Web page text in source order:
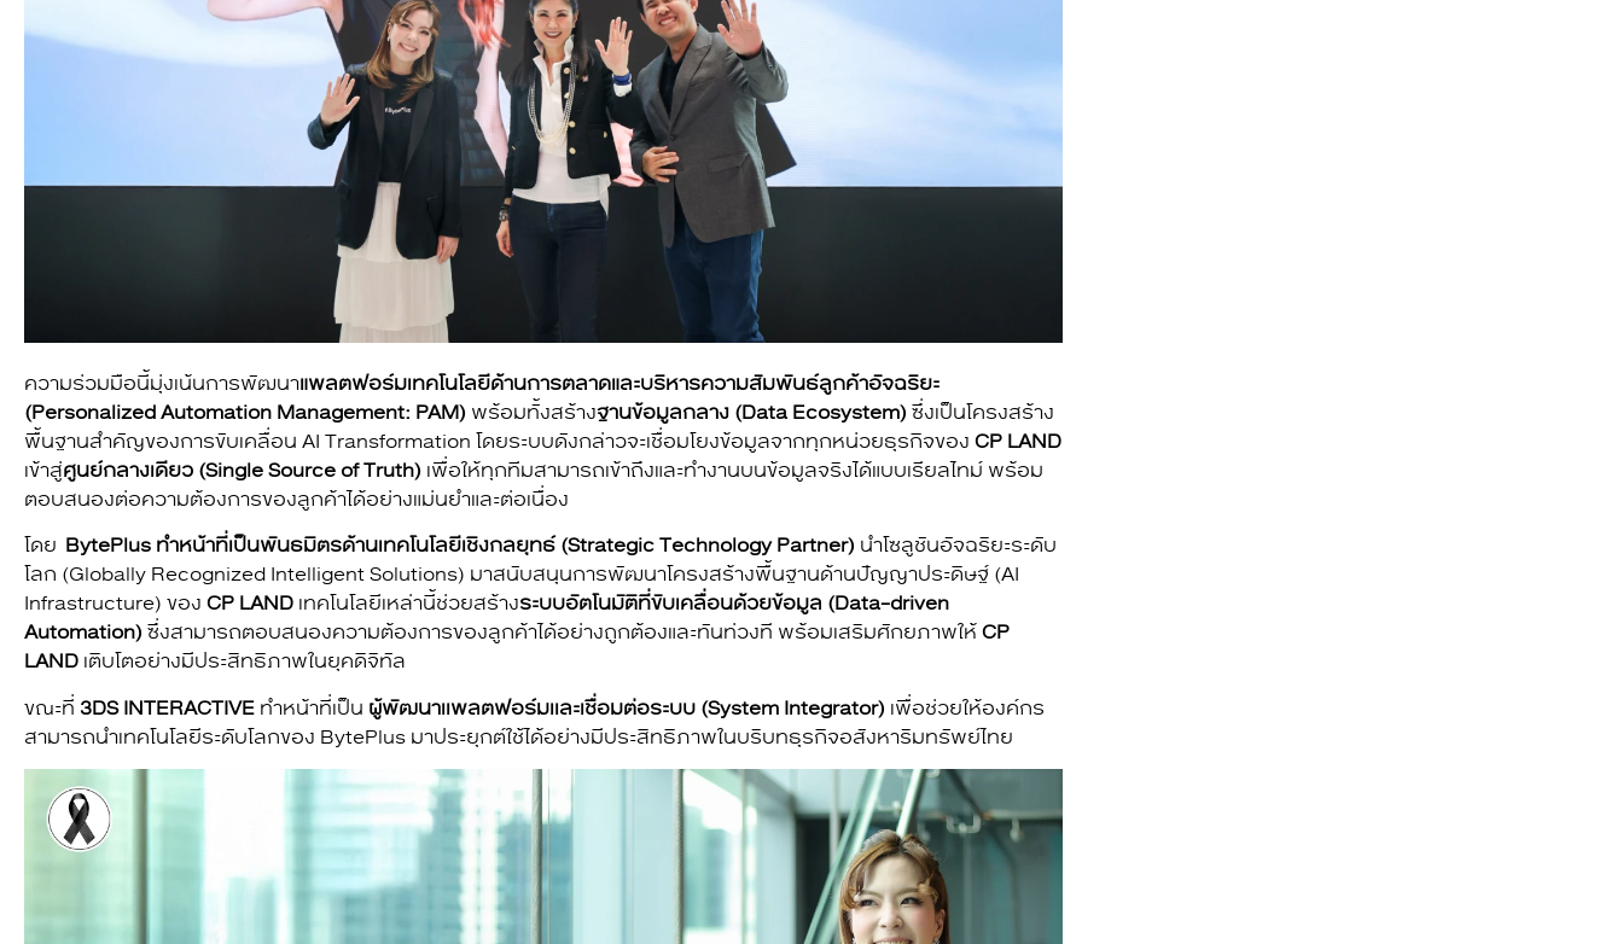
ความร่วมมือนี้มุ่งเน้นการพัฒนาแพลตฟอร์มเทคโนโลยีด้านการตลาดและบริหารความสัมพันธ์ลูกค้าอัจฉริยะ
(Personalized Automation Management: PAM) พร้อมทั้งสร้างฐานข้อมูลกลาง (Data Ecosystem) ซึ่งเป็นโครงสร้าง
พื้นฐานสำคัญของการขับเคลื่อน AI Transformation โดยระบบดังกล่าวจะเชื่อมโยงข้อมูลจากทุกหน่วยธุรกิจของ CP LAND
เข้าสู่ศูนย์กลางเดียว (Single Source of Truth) เพื่อให้ทุกทีมสามารถเข้าถึงและทำงานบนข้อมูลจริงได้แบบเรียลไทม์ พร้อม
ตอบสนองต่อความต้องการของลูกค้าได้อย่างแม่นยำและต่อเนื่อง
โดย BytePlus ทำหน้าที่เป็นพันธมิตรด้านเทคโนโลยีเชิงกลยุทธ์ (Strategic Technology Partner) นำโซลูชันอัจฉริยะระดับ
โลก (Globally Recognized Intelligent Solutions) มาสนับสนุนการพัฒนาโครงสร้างพื้นฐานด้านปัญญาประดิษฐ์ (AI
Infrastructure) ของ CP LAND เทคโนโลยีเหล่านี้ช่วยสร้างระบบอัตโนมัติที่ขับเคลื่อนด้วยข้อมูล (Data-driven
Automation) ซึ่งสามารถตอบสนองความต้องการของลูกค้าได้อย่างถูกต้องและทันท่วงที พร้อมเสริมศักยภาพให้CP
LAND เติบโตอย่างมีประสิทธิภาพในยุคดิจิทัล
ขณะที่ 3DS INTERACTIVE ทำหน้าที่เป็น ผู้พัฒนาเเพลตฟอร์มเเละเชื่อมต่อระบบ (System Integrator) เพื่อช่วยให้องค์กร
สามารถนำเทคโนโลยีระดับโลกของ BytePlus มาประยุกต์ใช้ได้อย่างมีประสิทธิภาพในบริบทธุรกิจอสังหาริมทรัพย์ไทย